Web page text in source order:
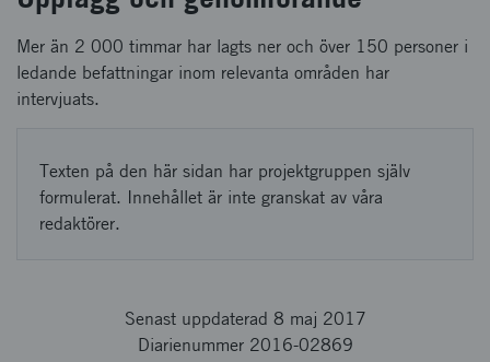
Mer än 2 000 timmar har lagts ner och över 150 personer i
ledande befattningar inom relevanta områden har
intervjuats.
Texten på den här sidan har projektgruppen själv
formulerat. Innehållet är inte granskat av våra
redaktörer.
Senast uppdaterad 8 maj 2017
Diarienummer 2016-02869